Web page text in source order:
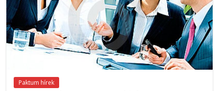
Paktum hírek